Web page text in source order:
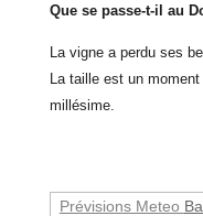
Que se passe-t-il au
La vigne a perdu ses
La taille est un
millésime.
Prévisions Meteo